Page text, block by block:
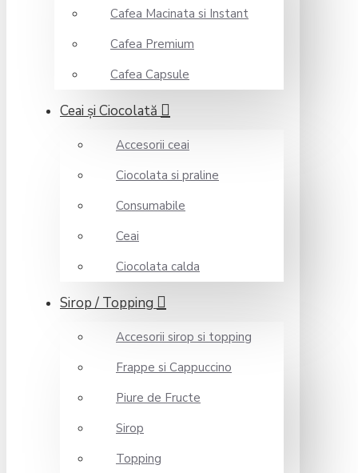
Cafea Macinata si Instant
Cafea Premium
Cafea Capsule
Ceai şi Ciocolată
Accesorii ceai
Ciocolata si praline
Consumabile
Ceai
Ciocolata calda
Sirop / Topping
Accesorii sirop si topping
Frappe si Cappuccino
Piure de Fructe
Sirop
Topping